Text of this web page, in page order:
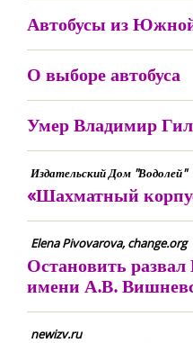
Автобусы из
О выборе автобуса
Умер Владимир
Издательский Дом "Водолей"
«Шахматный
Elena Pivovarova, change.org
Остановить
имени А.В.
newizv.ru